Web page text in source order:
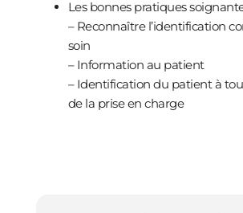
Les bonnes pratiques
– Reconnaître l’identification
soin
– Information au patient
– Identification du patient à
de la prise en charge